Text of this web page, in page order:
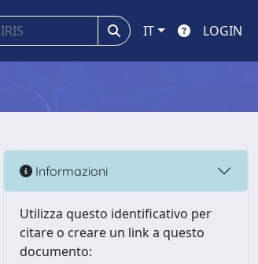
IT LOGIN
Informazioni
Utilizza questo identificativo per
citare o creare un link a questo
documento: